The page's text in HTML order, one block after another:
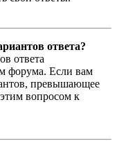
ответа?
ответа
форума. Если вам
превышающее
вопросом к